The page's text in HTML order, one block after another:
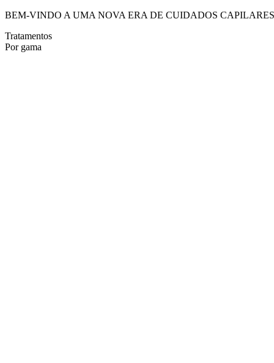
BEM-VINDO A UMA NOVA ERA DE CUIDADOS CAPILARES
Tratamentos
Por gama